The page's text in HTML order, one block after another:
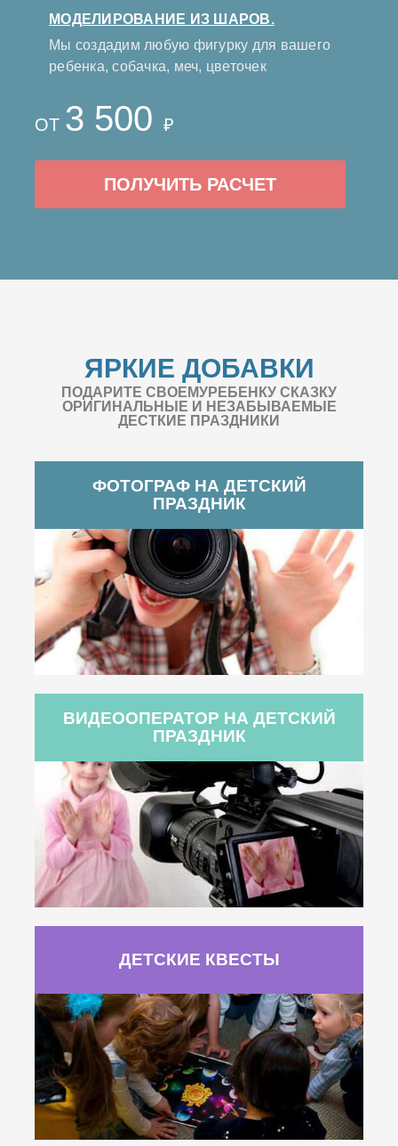
МОДЕЛИРОВАНИЕ ИЗ ШАРОВ.
Мы создадим любую фигурку для вашего
ребенка, собачка, меч, цветочек
ОТ 3 500 ₽
ПОЛУЧИТЬ РАСЧЕТ
ЯРКИЕ ДОБАВКИ
ПОДАРИТЕ СВОЕМУРЕБЕНКУ СКАЗКУ
ОРИГИНАЛЬНЫЕ И НЕЗАБЫВАЕМЫЕ
ДЕСТКИЕ ПРАЗДНИКИ
ФОТОГРАФ НА ДЕТСКИЙ
ПРАЗДНИК
ВИДЕООПЕРАТОР НА ДЕТСКИЙ
ПРАЗДНИК
ДЕТСКИЕ КВЕСТЫ